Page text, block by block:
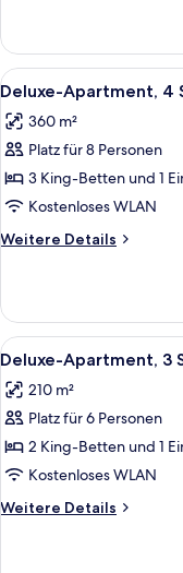
Apartment,
2 Schlafzimmer,
Terrasse
Alle
Fotos
für
Deluxe-
Apartment,
4 Schlafzimmer
(Garden)
anzeigen
9
Deluxe-Apartment, 4
360 m²
Platz für 8 Personen
3 King-Betten und 1
Kostenloses WLAN
Weitere Details
Weitere
Apartment,
4 Schlafzimmer
(Garden)
Alle
Fotos
für
Deluxe-
Apartment,
3 Schlafzimmer
(Garden)
anzeigen
11
Deluxe-Apartment, 3
210 m²
Platz für 6 Personen
2 King-Betten und 1
Kostenloses WLAN
Weitere Details
Weitere